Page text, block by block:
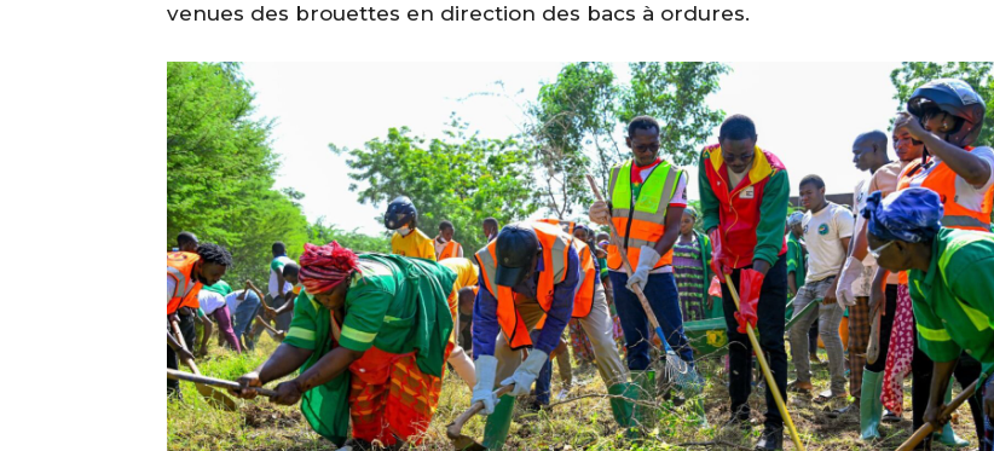
venues des brouettes en direction des bacs à ordures.